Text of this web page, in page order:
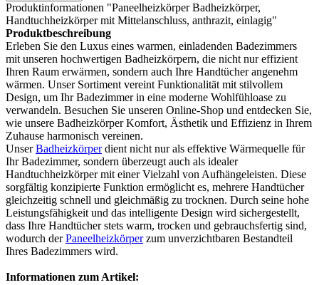
Produktinformationen "Paneelheizkörper Badheizkörper,
Handtuchheizkörper mit Mittelanschluss, anthrazit, einlagig"
Produktbeschreibung
Erleben Sie den Luxus eines warmen, einladenden Badezimmers
mit unseren hochwertigen Badheizkörpern, die nicht nur effizient
Ihren Raum erwärmen, sondern auch Ihre Handtücher angenehm
wärmen. Unser Sortiment vereint Funktionalität mit stilvollem
Design, um Ihr Badezimmer in eine moderne Wohlfühloase zu
verwandeln. Besuchen Sie unseren Online-Shop und entdecken Sie,
wie unsere Badheizkörper Komfort, Ästhetik und Effizienz in Ihrem
Zuhause harmonisch vereinen.
UnserBadheizkörperdient nicht nur als effektive Wärmequelle für
Ihr Badezimmer, sondern überzeugt auch als idealer
Handtuchheizkörper mit einer Vielzahl von Aufhängeleisten. Diese
sorgfältig konzipierte Funktion ermöglicht es, mehrere Handtücher
gleichzeitig schnell und gleichmäßig zu trocknen. Durch seine hohe
Leistungsfähigkeit und das intelligente Design wird sichergestellt,
dass Ihre Handtücher stets warm, trocken und gebrauchsfertig sind,
wodurch derPaneelheizkörperzum unverzichtbaren Bestandteil
Ihres Badezimmers wird.
Informationen zum Artikel: